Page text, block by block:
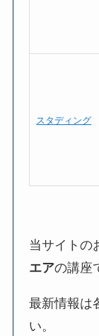
スタディング
当サイトの
エアの講座
最新情報は
い。